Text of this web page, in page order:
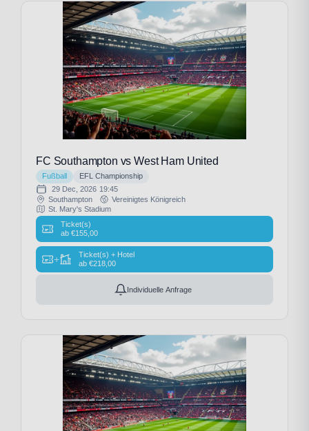
FC Southampton vs West Ham United
Fußball
EFL Championship
29 Dec, 2026 19:45
Southampton
Vereinigtes Königreich
St. Mary's Stadium
Ticket(s)
ab €155,00
+
Ticket(s) + Hotel
ab €218,00
Individuelle Anfrage